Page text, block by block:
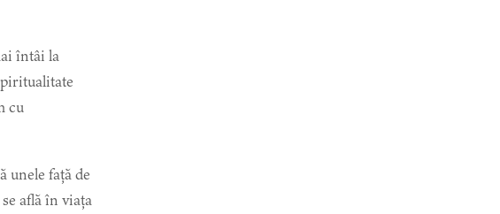
întâi la
cu
unele față de
află în viața